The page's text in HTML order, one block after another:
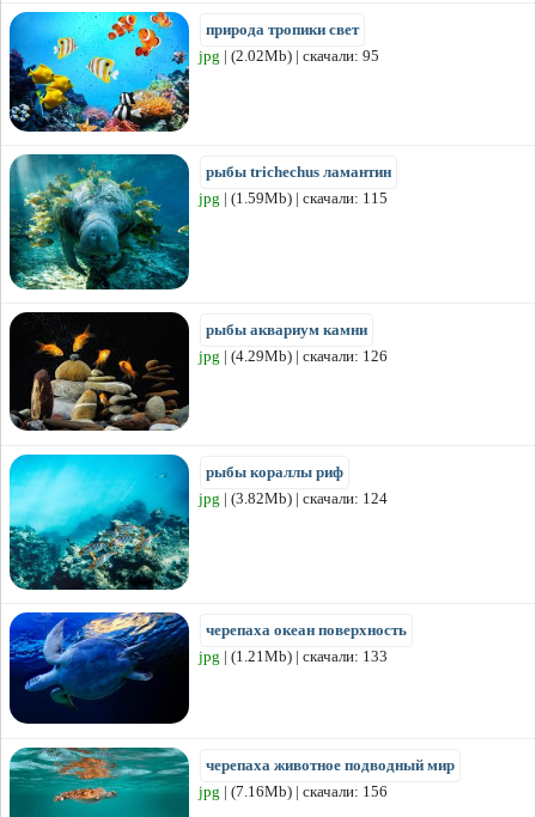
природа тропики свет
jpg | (2.02Mb) | скачали: 95
рыбы trichechus ламантин
jpg | (1.59Mb) | скачали: 115
рыбы аквариум камни
jpg | (4.29Mb) | скачали: 126
рыбы кораллы риф
jpg | (3.82Mb) | скачали: 124
черепаха океан поверхность
jpg | (1.21Mb) | скачали: 133
черепаха животное подводный мир
jpg | (7.16Mb) | скачали: 156